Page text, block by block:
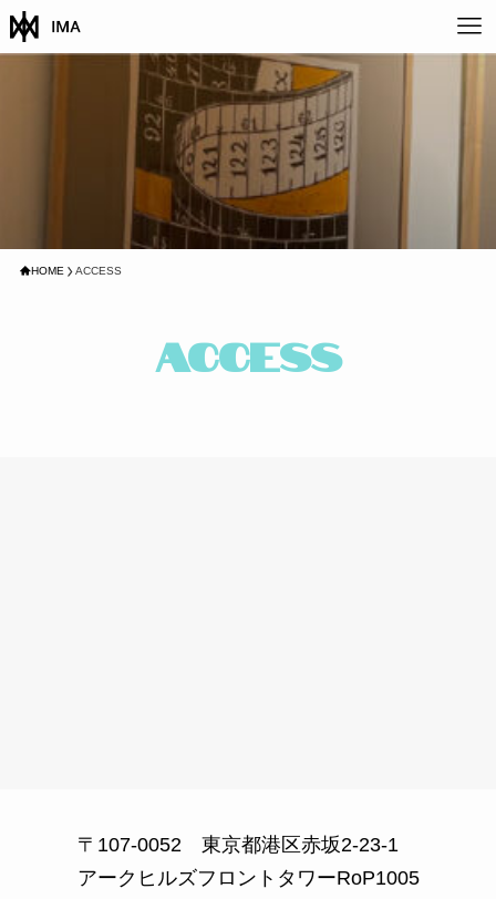
HOME ACCESS
access
〒107-0052 東京都港区赤坂2-23-1
アークヒルズフロントタワーRoP1005